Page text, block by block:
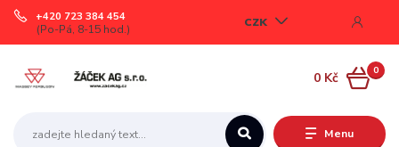
Menu
CZK
+420 723 384 454
(Po-Pá, 8-15 hod.)
0
0 Kč